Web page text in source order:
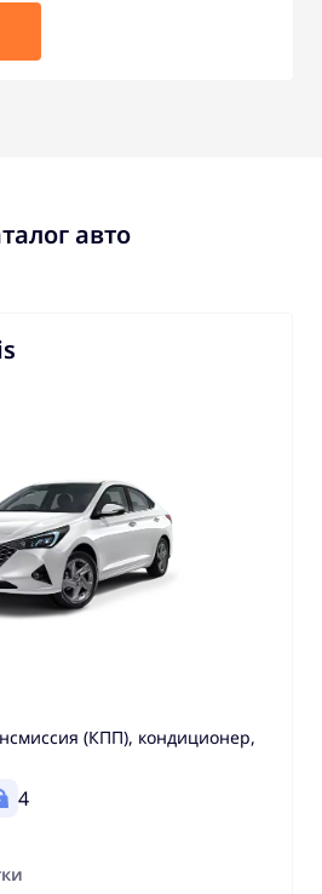
авто
(КПП), кондиционер,
4